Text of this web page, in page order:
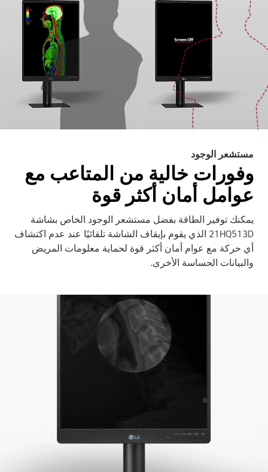
مستشعر الوجود
وفورات خالية من المتاعب مع
عوامل أمان أكثر قوة
يمكنك توفير الطاقة بفضل مستشعر الوجود الخاص بشاشة
21HQ513D الذي يقوم بإيقاف الشاشة تلقائيًا عند عدم اكتشاف
أي حركة مع عوام أمان أكثر قوة لحماية معلومات المريض
والبيانات الحساسة الأخرى.